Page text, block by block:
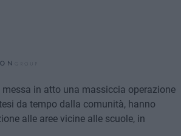
in atto una massiccia operazione
da tempo dalla comunità, hanno
alle aree vicine alle scuole, in